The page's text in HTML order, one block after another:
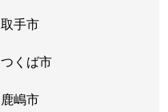
取手市
つくば市
鹿嶋市